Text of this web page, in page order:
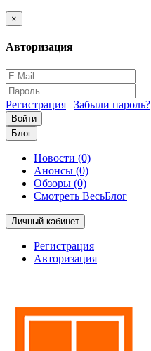
×
Авторизация
Регистрация | Забыли пароль?
Блог
Новости (0)
Анонсы (0)
Обзоры (0)
Смотреть ВесьБлог
Личный кабинет
Регистрация
Авторизация